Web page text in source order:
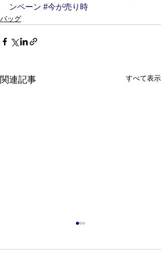
ンペーン #今が売り時
バッグ
関連記事 すべて表示